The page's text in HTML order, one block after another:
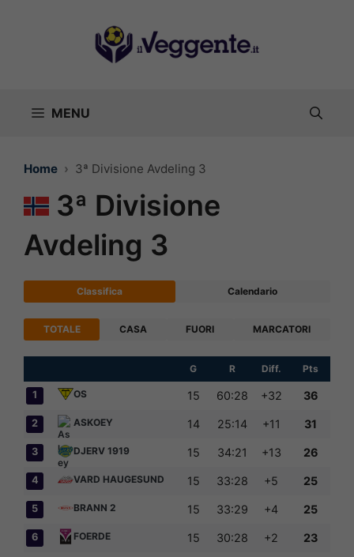
MENU
Home 3ª Divisione Avdeling 3
3ª Divisione
Avdeling 3
Classifica Calendario
TOTALE CASA FUORI MARCATORI
G R Diff. Pts
1 OS 15 60:28 +32 36
2 ASKOEY 14 25:14 +11 31
3 DJERV 1919 15 34:21 +13 26
4 VARD HAUGESUND 15 33:28 +5 25
5 BRANN 2 15 33:29 +4 25
6 FOERDE 15 30:28 +2 23